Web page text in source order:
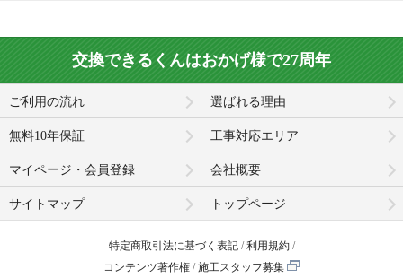
交換できるくんはおかげ様で27周年
ご利用の流れ 選ばれる理由
無料10年保証 工事対応エリア
マイページ・会員登録 会社概要
サイトマップ トップページ
特定商取引法に基づく表記
利用規約
コンテンツ著作権
施工スタッフ募集